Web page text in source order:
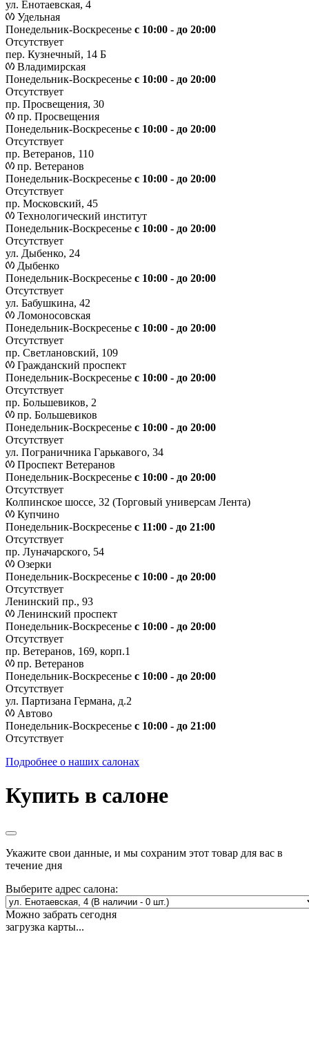
ул. Енотаевская, 4
Удельная
Понедельник-Воскресенье с 10:00 - до 20:00
Отсутствует
пер. Кузнечный, 14 Б
Владимирская
Понедельник-Воскресенье с 10:00 - до 20:00
Отсутствует
пр. Просвещения, 30
пр. Просвещения
Понедельник-Воскресенье c 10:00 - до 20:00
Отсутствует
пр. Ветеранов, 110
пр. Ветеранов
Понедельник-Воскресенье с 10:00 - до 20:00
Отсутствует
пр. Московский, 45
Технологический институт
Понедельник-Воскресенье с 10:00 - до 20:00
Отсутствует
ул. Дыбенко, 24
Дыбенко
Понедельник-Воскресенье с 10:00 - до 20:00
Отсутствует
ул. Бабушкина, 42
Ломоносовская
Понедельник-Воскресенье с 10:00 - до 20:00
Отсутствует
пр. Светлановский, 109
Гражданский проспект
Понедельник-Воскресенье с 10:00 - до 20:00
Отсутствует
пр. Большевиков, 2
пр. Большевиков
Понедельник-Воскресенье с 10:00 - до 20:00
Отсутствует
ул. Пограничника Гарькавого, 34
Проспект Ветеранов
Понедельник-Воскресенье с 10:00 - до 20:00
Отсутствует
Колпинское шоссе, 32 (Торговый универсам Лента)
Купчино
Понедельник-Воскресенье с 11:00 - до 21:00
Отсутствует
пр. Луначарского, 54
Озерки
Понедельник-Воскресенье с 10:00 - до 20:00
Отсутствует
Ленинский пр., 93
Ленинский проспект
Понедельник-Воскресенье с 10:00 - до 20:00
Отсутствует
пр. Ветеранов, 169, корп.1
пр. Ветеранов
Понедельник-Воскресенье с 10:00 - до 20:00
Отсутствует
ул. Партизана Германа, д.2
Автово
Понедельник-Воскресенье с 10:00 - до 21:00
Отсутствует
Подробнее о наших салонах
Купить в салоне
Укажите свои данные, и мы сохраним этот товар для вас в
течение дня
Выберите адрес салона:
Можно забрать сегодня
загрузка карты...